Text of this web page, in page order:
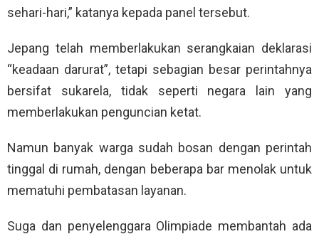
sehari-hari,” katanya kepada panel tersebut.
Jepang telah memberlakukan serangkaian deklarasi
“keadaan darurat”, tetapi sebagian besar perintahnya
bersifat sukarela, tidak seperti negara lain yang
memberlakukan penguncian ketat.
Namun banyak warga sudah bosan dengan perintah
tinggal di rumah, dengan beberapa bar menolak untuk
mematuhi pembatasan layanan.
Suga dan penyelenggara Olimpiade membantah ada